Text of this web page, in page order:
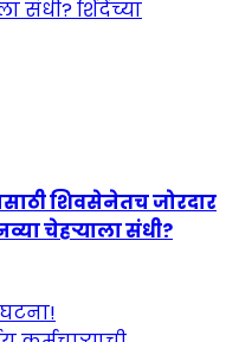
शिवसेनेतच जोरदार
चेहऱ्याला संधी?